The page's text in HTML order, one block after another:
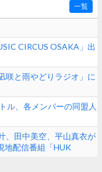
一覧
CIRCUS OSAKA」出
咲と雨やどりラジオ」に
ル、各メンバーの同盟人
、田中美空、平山真衣が
地配信番組「HUK